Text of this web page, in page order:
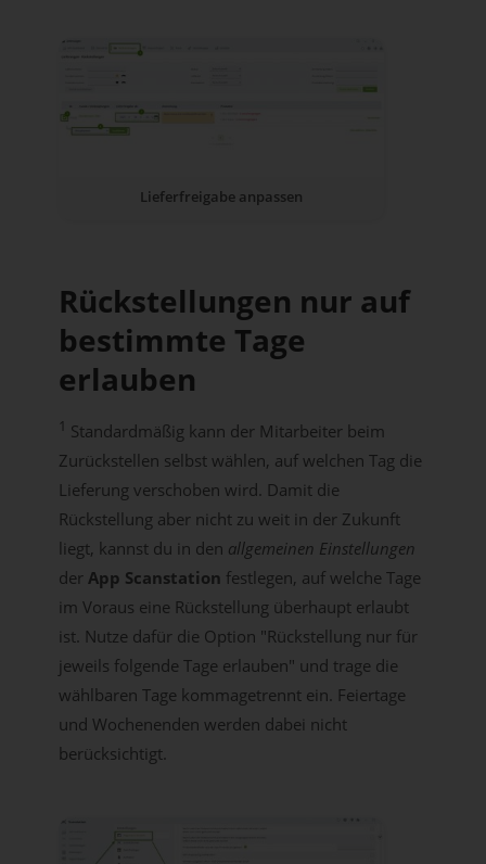
Lieferfreigabe anpassen
Rückstellungen nur auf
bestimmte Tage
erlauben
1 Standardmäßig kann der Mitarbeiter beim
Zurückstellen selbst wählen, auf welchen Tag die
Lieferung verschoben wird. Damit die
Rückstellung aber nicht zu weit in der Zukunft
liegt, kannst du in den allgemeinen Einstellungen
der App Scanstation festlegen, auf welche Tage
im Voraus eine Rückstellung überhaupt erlaubt
ist. Nutze dafür die Option "Rückstellung nur für
jeweils folgende Tage erlauben" und trage die
wählbaren Tage kommagetrennt ein. Feiertage
und Wochenenden werden dabei nicht
berücksichtigt.